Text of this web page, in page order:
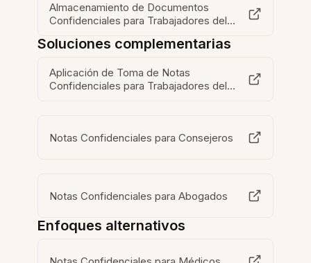
Almacenamiento de Documentos
Confidenciales para Trabajadores del
Soluciones complementarias
Aplicación de Toma de Notas
Confidenciales para Trabajadores del
Notas Confidenciales para Consejeros
Notas Confidenciales para Abogados
Enfoques alternativos